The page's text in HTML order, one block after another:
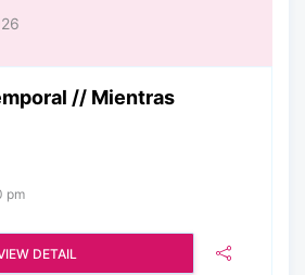
// Mientras
pm
DETAIL